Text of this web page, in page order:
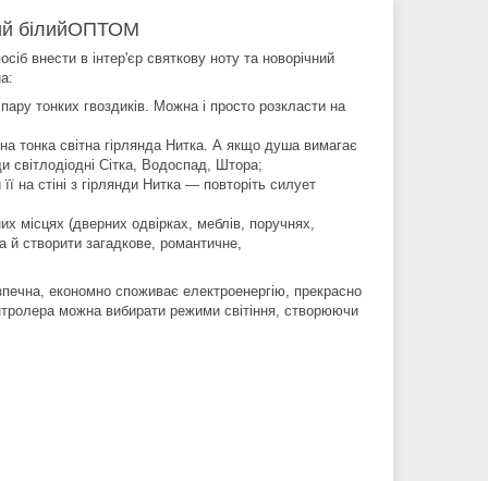
білийОПТОМ
внести в інтер'єр святкову ноту та новорічний
тонких гвоздиків. Можна і просто розкласти на
тонка світна гірлянда Нитка. А якщо душа вимагає
світлодіодні Сітка, Водоспад, Штора;
на стіні з гірлянди Нитка — повторіть силует
місцях (дверних одвірках, меблів, поручнях,
й створити загадкове, романтичне,
економно споживає електроенергію, прекрасно
можна вибирати режими світіння, створюючи